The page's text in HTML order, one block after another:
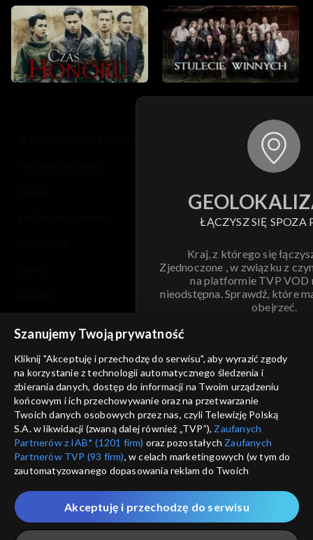
ŁĄCZYSZ SIĘ SPOZA
Kraj, z którego się
Zjednoczone , w związku z
na platformie TVP VOD
nieodstępna. Sprawdź, które
obejrzeć.
ANULUJ
informacje o dostawcy usług
Szanujemy Twoją prywatność
Kliknij "Akceptuję i przechodzę do serwisu", aby wyrazić zgody
na korzystanie z technologii automatycznego śledzenia i
zbierania danych, dostęp do informacji na Twoim urządzeniu
końcowym i ich przechowywanie oraz na przetwarzanie
Twoich danych osobowych przez nas, czyli Telewizję Polską
S.A. w likwidacji (zwaną dalej również „TVP”), Zaufanych
Partnerów z IAB* (1201 firm) oraz pozostałych Zaufanych
Partnerów TVP (93 firm), w celach marketingowych (w tym do
zautomatyzowanego dopasowania reklam do Twoich
które wskazujemy poniżej, a także zgody na udostępnianie
przez nas identyfikatora PPID do Google.
Twoje dane osobowe zbierane podczas odwiedzania przez
Akceptuję i przechodzę do serwisu